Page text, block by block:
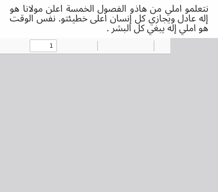
نتعلمو املي من هاذو الفصول الخمسة اعلن مولانا هو
إله عادل ويجازي كل إنسان اعلى خطيئتو.نفس الوقت
هو املي إله يبغي كل البشر.